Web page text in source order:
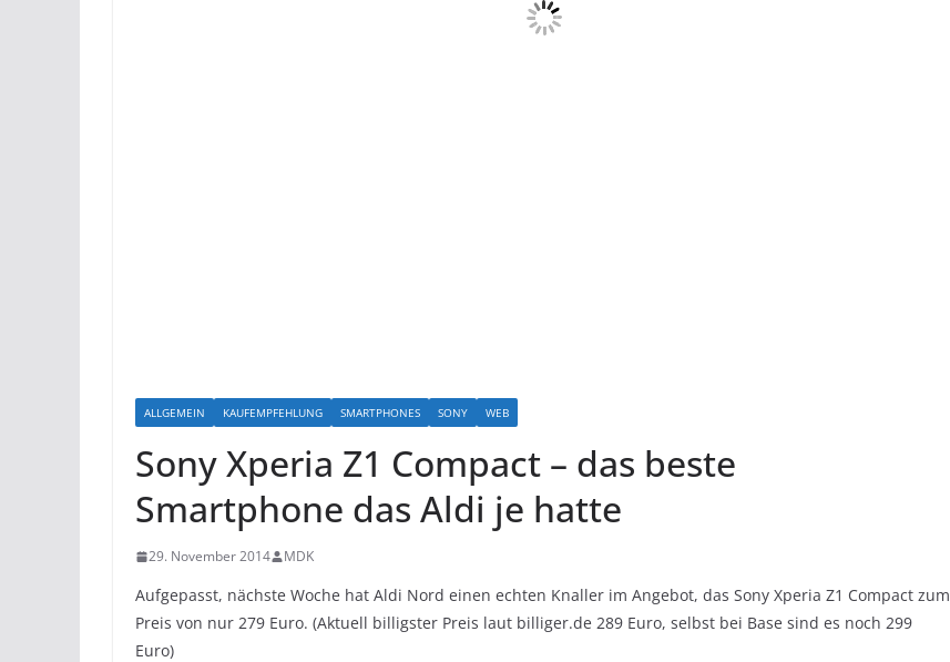
ALLGEMEIN KAUFEMPFEHLUNG SMARTPHONES SONY WEB
Sony Xperia Z1 Compact – das beste
Smartphone das Aldi je hatte
29. November 2014 MDK
Aufgepasst, nächste Woche hat Aldi Nord einen echten Knaller im Angebot, das Sony Xperia Z1 Compact zum
Preis von nur 279 Euro. (Aktuell billigster Preis laut billiger.de 289 Euro, selbst bei Base sind es noch 299
Euro)